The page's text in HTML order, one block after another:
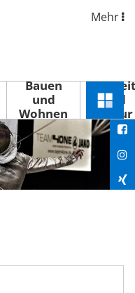
Mehr
Bauen
und
Wohnen
Freizeit
und
Kultur
Menü